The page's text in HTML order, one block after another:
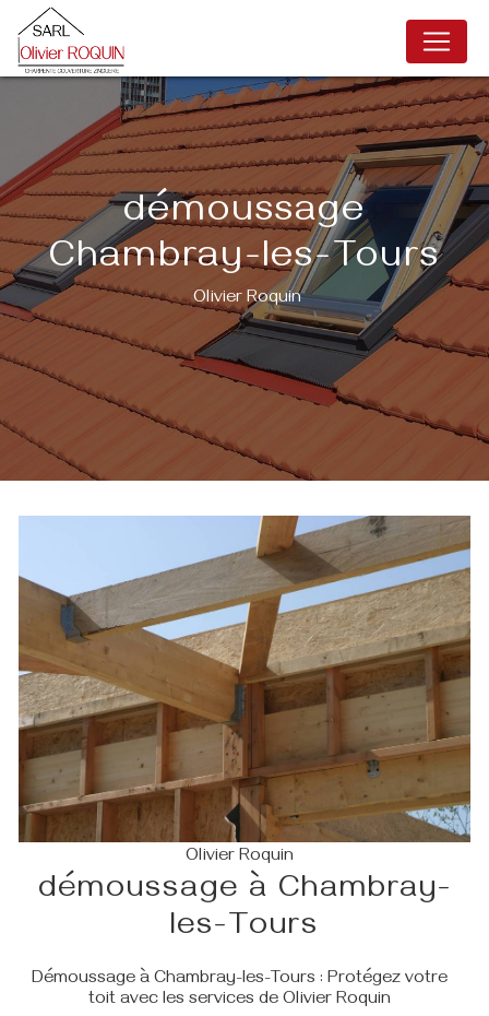
démoussage
Chambray-les-Tours
Olivier Roquin
Olivier Roquin
démoussage à Chambray-
les-Tours
Démoussage à Chambray-les-Tours : Protégez votre
toit avec les services de Olivier Roquin
Panneau de gestion des cookies